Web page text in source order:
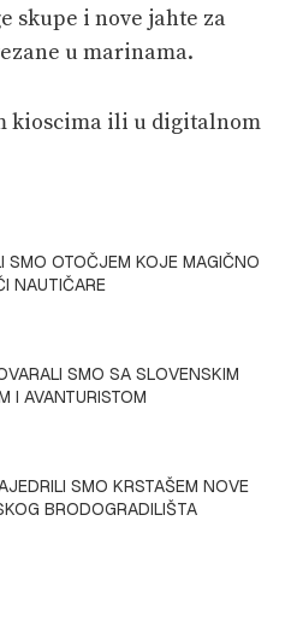
skupe i nove jahte za
u marinama.
kioscima ili u digitalnom
SMO OTOČJEM KOJE MAGIČNO
NAUTIČARE
SMO SA SLOVENSKIM
I AVANTURISTOM
SMO KRSTAŠEM NOVE
BRODOGRADILIŠTA